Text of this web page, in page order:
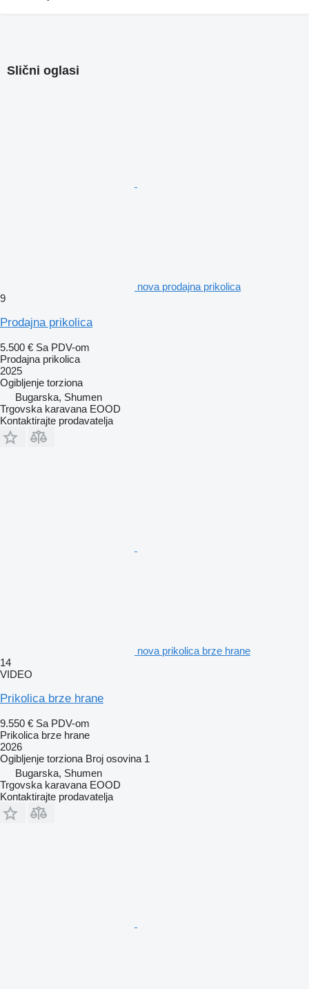
Slični oglasi
nova prodajna prikolica
9
Prodajna prikolica
5.500 € Sa PDV-om
Prodajna prikolica
2025
Ogibljenje torziona
Bugarska, Shumen
Trgovska karavana EOOD
Kontaktirajte prodavatelja
nova prikolica brze hrane
14
VIDEO
Prikolica brze hrane
9.550 € Sa PDV-om
Prikolica brze hrane
2026
Ogibljenje torziona Broj osovina 1
Bugarska, Shumen
Trgovska karavana EOOD
Kontaktirajte prodavatelja